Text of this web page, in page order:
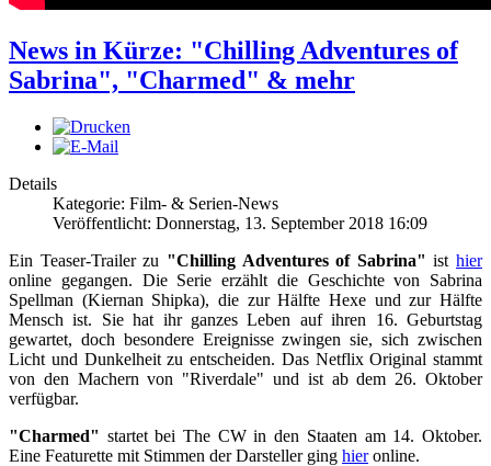
News in Kürze: "Chilling Adventures of
Sabrina", "Charmed" & mehr
Details
Kategorie: Film- & Serien-News
Veröffentlicht: Donnerstag, 13. September 2018 16:09
Ein Teaser-Trailer zu "Chilling Adventures of Sabrina" ist hier
online gegangen. Die Serie erzählt die Geschichte von Sabrina
Spellman (Kiernan Shipka), die zur Hälfte Hexe und zur Hälfte
Mensch ist. Sie hat ihr ganzes Leben auf ihren 16. Geburtstag
gewartet, doch besondere Ereignisse zwingen sie, sich zwischen
Licht und Dunkelheit zu entscheiden. Das Netflix Original stammt
von den Machern von "Riverdale" und ist ab dem 26. Oktober
verfügbar.
"Charmed" startet bei The CW in den Staaten am 14. Oktober.
Eine Featurette mit Stimmen der Darsteller ging hieronline.